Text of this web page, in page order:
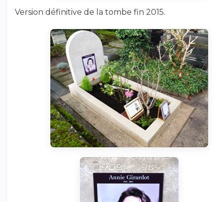
Version définitive de la tombe fin 2015.